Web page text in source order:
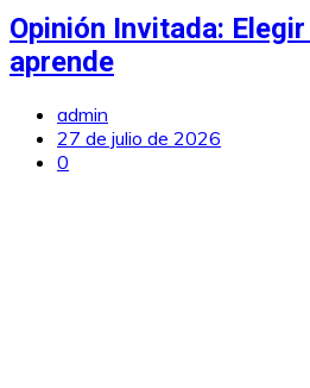
Opinión Invitada:
aprende
admin
27 de julio de 2026
0